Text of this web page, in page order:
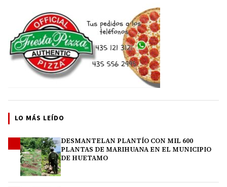
LO MÁS LEÍDO
DESMANTELAN PLANTÍO CON MIL 600
PLANTAS DE MARIHUANA EN EL MUNICIPIO
DE HUETAMO